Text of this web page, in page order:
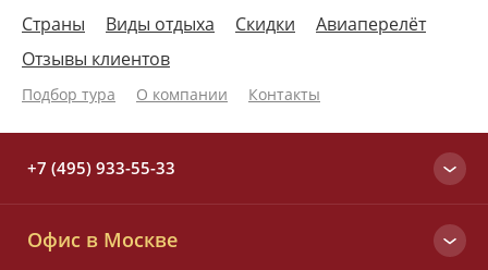
Страны Виды отдыха Скидки
Авиаперелёт
Отзывы клиентов
Подбор тура О компании Контакты
+7 (495) 933-55-33
+7 (495) 933-55-33
Офис в Москве